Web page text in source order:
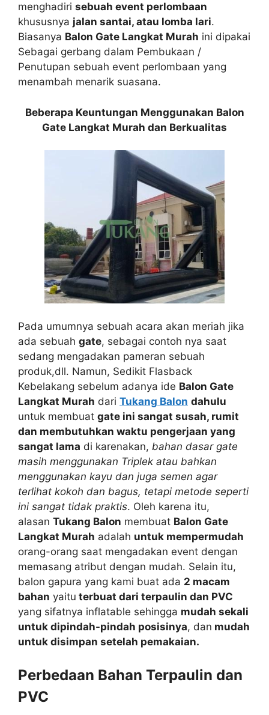
menghadiri sebuah event perlombaan
khususnya jalan santai, atau lomba lari.
Biasanya Balon Gate Langkat Murah ini dipakai
Sebagai gerbang dalam Pembukaan /
Penutupan sebuah event perlombaan yang
menambah menarik suasana.
Beberapa Keuntungan Menggunakan Balon
Gate Langkat Murah dan Berkualitas
Pada umumnya sebuah acara akan meriah jika
ada sebuah gate, sebagai contoh nya saat
sedang mengadakan pameran sebuah
produk,dll. Namun, Sedikit Flasback
Kebelakang sebelum adanya ide Balon Gate
Langkat Murah dari Tukang Balon dahulu
untuk membuat gate ini sangat susah, rumit
dan membutuhkan waktu pengerjaan yang
sangat lama di karenakan, bahan dasar gate
masih menggunakan Triplek atau bahkan
menggunakan kayu dan juga semen agar
terlihat kokoh dan bagus, tetapi metode seperti
ini sangat tidak praktis. Oleh karena itu,
alasan Tukang Balon membuat Balon Gate
Langkat Murah adalah untuk mempermudah
orang-orang saat mengadakan event dengan
memasang atribut dengan mudah. Selain itu,
balon gapura yang kami buat ada 2 macam
bahan yaitu terbuat dari terpaulin dan PVC
yang sifatnya inflatable sehingga mudah sekali
untuk dipindah-pindah posisinya, dan mudah
untuk disimpan setelah pemakaian.
Perbedaan Bahan Terpaulin dan
PVC